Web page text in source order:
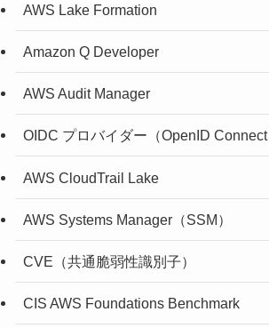
AWS Lake Formation
Amazon Q Developer
AWS Audit Manager
OIDC プロバイダー（OpenID Connect
AWS CloudTrail Lake
AWS Systems Manager（SSM）
CVE（共通脆弱性識別子）
CIS AWS Foundations Benchmark